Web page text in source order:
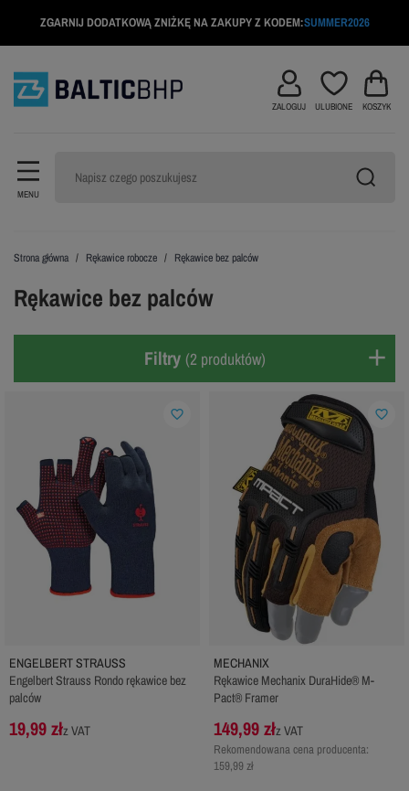
ZGARNIJ DODATKOWĄ ZNIŻKĘ NA ZAKUPY Z KODEM:SUMMER2026
MENU
ZALOGUJ ULUBIONE KOSZYK
Strona główna Rękawice robocze Rękawice bez palców
Rękawice bez palców
Filtry (2 produktów)
ENGELBERT STRAUSS
Engelbert Strauss Rondo rękawice bez
palców
19,99 złz VAT
favorite_border
MECHANIX
Rękawice Mechanix DuraHide® M-
Pact® Framer
149,99 złz VAT
Rekomendowana cena producenta:
159,99 zł
favorite_border